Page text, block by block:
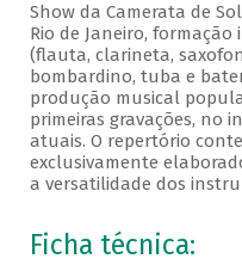
Show da Camerata de
Rio de Janeiro,
(flauta, clarineta,
bombardino, tuba e
produção musical
primeiras gravações, no
atuais. O repertório
exclusivamente
a versatilidade dos
Ficha técnica: